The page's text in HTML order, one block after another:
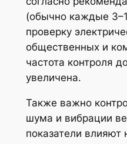
(обычно каждые
проверку
общественных и
частота контроля
увеличена.
Также важно
шума и вибрации
показатели влияют